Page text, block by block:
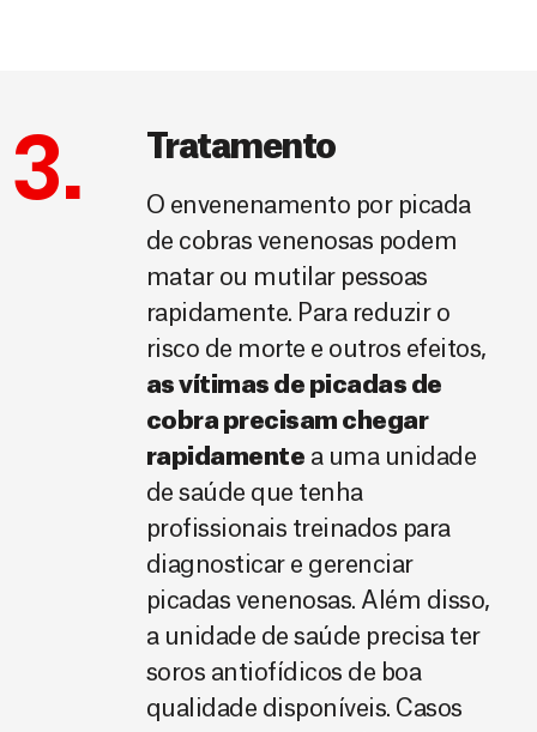
3. Tratamento
O envenenamento por picada
de cobras venenosas podem
matar ou mutilar pessoas
rapidamente. Para reduzir o
risco de morte e outros efeitos,
as vítimas de picadas de
cobra precisam chegar
rapidamente a uma unidade
de saúde que tenha
profissionais treinados para
diagnosticar e gerenciar
picadas venenosas. Além disso,
a unidade de saúde precisa ter
soros antiofídicos de boa
qualidade disponíveis. Casos